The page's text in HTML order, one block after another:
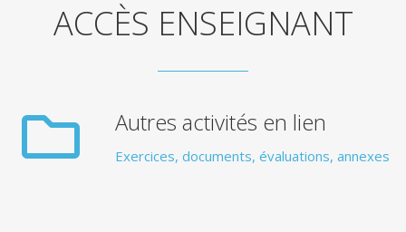
ACCÈS ENSEIGNANT
Autres activités en lien
Exercices, documents, évaluations, annexes